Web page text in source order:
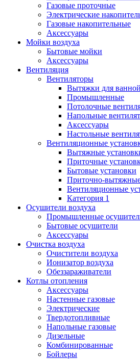
Газовые проточные
Электрические
Газовые накопительные
Аксессуары
Мойки воздуха
Бытовые мойки
Аксессуары
Вентиляция
Вентиляторы
Вытяжки для ванной
Промышленные
Потолочные
Напольные
Аксессуары
Настольные
Вентиляционные
Вытяжные
Приточные
Бытовые установки
Приточно-
Вентиляционные
Категория 1
Осушители воздуха
Промышленные
Бытовые осушители
Аксессуары
Очистка воздуха
Очистители воздуха
Ионизатор воздуха
Обеззараживатели
Котлы отопления
Аксессуары
Настенные газовые
Электрические
Твердотопливные
Напольные газовые
Дизельные
Комбинированные
Бойлеры